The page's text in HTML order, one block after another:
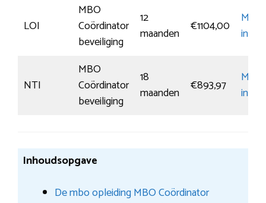
LOI
MBO
Coördinator
beveiliging
12
maanden
€1104,00
Meer
NTI
MBO
Coördinator
beveiliging
18
maanden
€893,97
Meer
Inhoudsopgave
De mbo opleiding MBO Coördinator